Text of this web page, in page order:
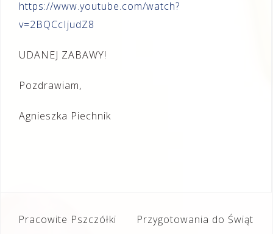
https://www.youtube.com/watch?
v=2BQCcIjudZ8
UDANEJ ZABAWY!
Pozdrawiam,
Agnieszka Piechnik
Nawigacja
Pracowite Pszczółki
Przygotowania do Świąt